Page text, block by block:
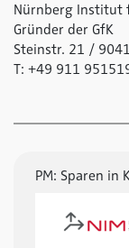
PM: Sparen in
Nürnberg Institut
Gründer der GfK
Steinstr. 21 /
T: +49 911